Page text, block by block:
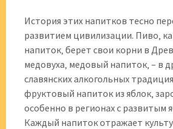
История этих напитков тесно
развитием цивилизации. Пиво‚
напиток‚ берет свои корни в
медовуха‚ медовый напиток‚ – в
славянских алкогольных
фруктовый напиток из яблок‚
особенно в регионах с развитым
Каждый напиток отражает